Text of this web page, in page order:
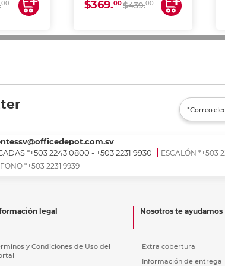
00 $369.00$439.00
*+503 2243 0800 - +503 2231 9930
ESCALÓN *+503
*+503 2231 9939
legal
y Condiciones de Uso del
Nosotros te ayudamos
Extra cobertura
Información de entrega